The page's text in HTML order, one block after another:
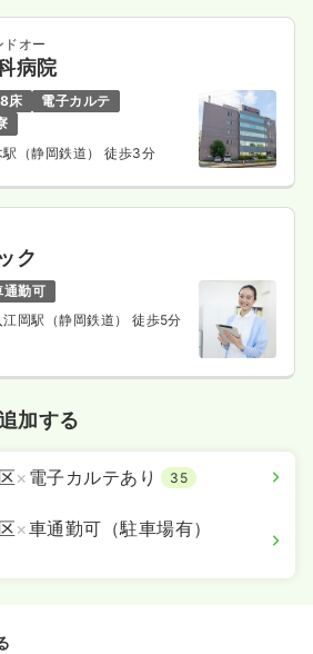
ドオー
病院
床
電子カルテ
駅（静岡鉄道） 徒歩3分
ク
通勤可
岡駅（静岡鉄道） 徒歩5分
加する
× 電子カルテあり 35
×車通勤可（駐車場有）